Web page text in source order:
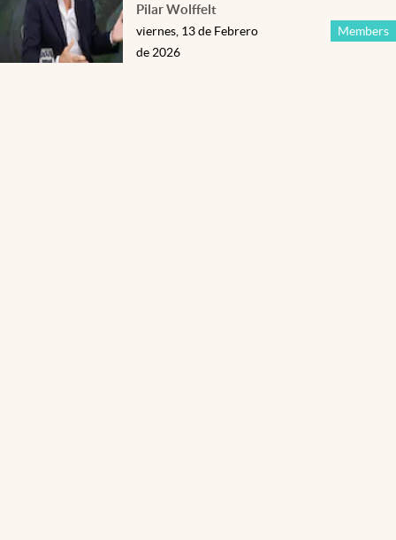
Pilar Wolffelt
Members
viernes, 13 de Febrero
de 2026